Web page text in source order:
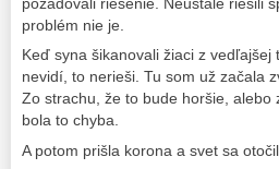
požadovali riešenie. Neustále riešili
problém nie je.
Keď syna šikanovali žiaci z
nevidí, to nerieši. Tu som už začala
Zo strachu, že to bude horšie,
bola to chyba.
A potom prišla korona a svet sa